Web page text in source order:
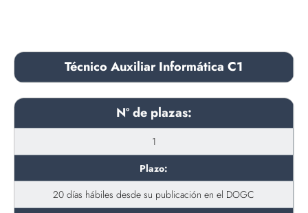
Técnico Auxiliar Informática C1
Nº de plazas:
1
Plazo:
20 días hábiles desde su publicación en el DOGC